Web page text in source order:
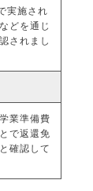
実施され
どを通じ
されまし
業準備費
で返還免
確認して